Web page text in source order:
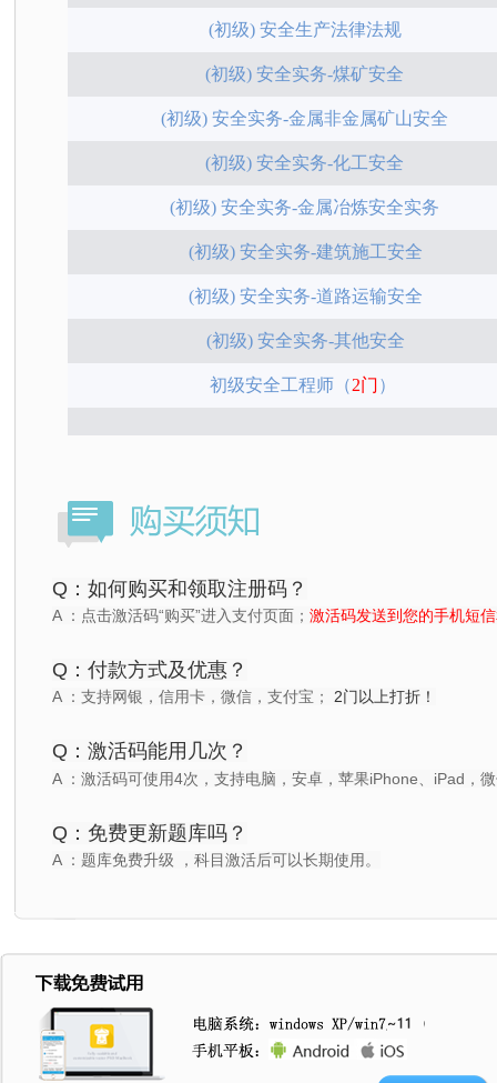
(初级) 安全生产法律法规
(初级) 安全实务-煤矿安全
(初级) 安全实务-金属非金属矿山安全
(初级) 安全实务-化工安全
(初级) 安全实务-金属冶炼安全实务
(初级) 安全实务-建筑施工安全
(初级) 安全实务-道路运输安全
(初级) 安全实务-其他安全
初级安全工程师 （2门 ）
Q：如何购买和领取注册码？
A ： 点击激活码“购买”进入支付页面； 激活码发送到您的手机短
Q：付款方式及优惠？
A ： 支持网银，信用卡，微信，支付宝； 2门以上打折！
Q：激活码能用几次？
A ：激活码可使用4次，支持电脑，安卓，苹果iPhone、iPad，
Q：免费更新题库吗？
A ：题库免费升级 ，科目激活后可以长期使用。